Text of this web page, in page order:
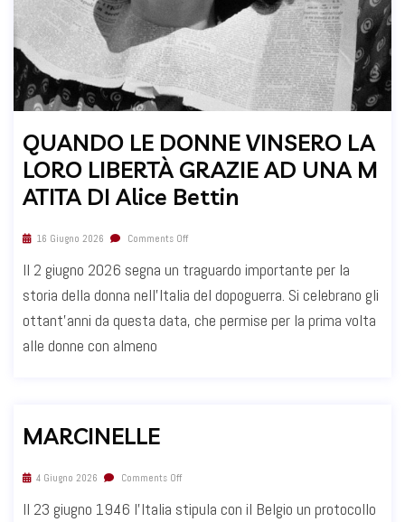
QUANDO LE DONNE VINSERO LA
LORO LIBERTÀ GRAZIE AD UNA M
ATITA DI Alice Bettin
16 Giugno 2026 Comments Off
Il 2 giugno 2026 segna un traguardo importante per la
storia della donna nell’Italia del dopoguerra. Si celebrano gli
ottant’anni da questa data, che permise per la prima volta
alle donne con almeno
MARCINELLE
4 Giugno 2026 Comments Off
Il 23 giugno 1946 l'Italia stipula con il Belgio un protocollo